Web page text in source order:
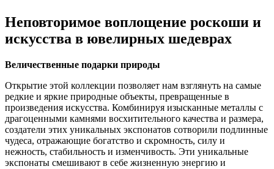
Неповторимое воплощение роскоши и
искусства в ювелирных шедеврах
Величественные подарки природы
Открытие этой коллекции позволяет нам взглянуть на самые
редкие и яркие природные объекты, превращенные в
произведения искусства. Комбинируя изысканные металлы с
драгоценными камнями восхитительного качества и размера,
создатели этих уникальных экспонатов сотворили подлинные
чудеса, отражающие богатство и скромность, силу и
нежность, стабильность и изменчивость. Эти уникальные
экспонаты смешивают в себе жизненную энергию и